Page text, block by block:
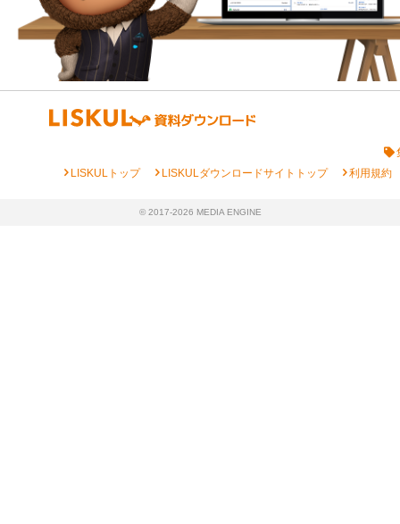
chevron_rightLISKULトップ chevron_rightLISKULダウンロードサイトトップ chevron_right利用規約
© 2017-2026 MEDIA ENGINE